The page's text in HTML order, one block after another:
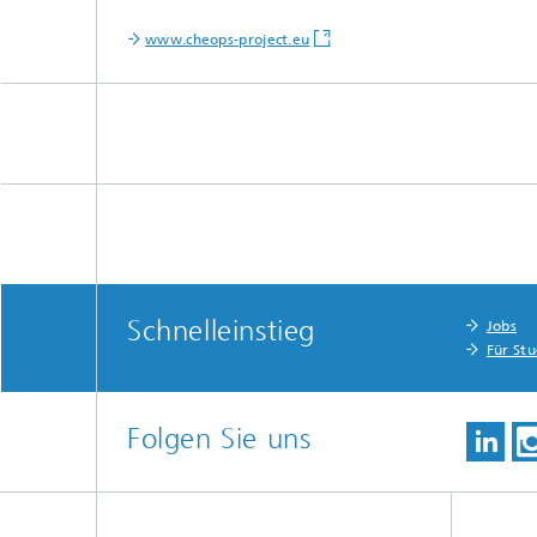
www.cheops-project.eu
Schnelleinstieg Jobs
Für
Folgen Sie uns